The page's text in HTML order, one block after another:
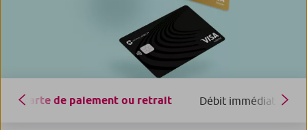
Carte de paiement ou retrait Débit immédiat ou